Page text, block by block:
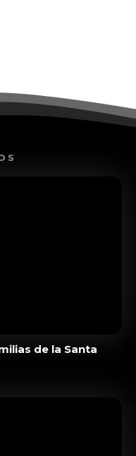
de la Santa